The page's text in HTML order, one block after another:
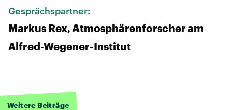
Gesprächspartner:
Markus Rex, Atmosphärenforscher am
Alfred-Wegener-Institut
Weitere Beiträge